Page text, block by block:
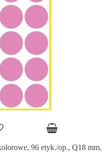
96 etyk./op., Q18 mm,